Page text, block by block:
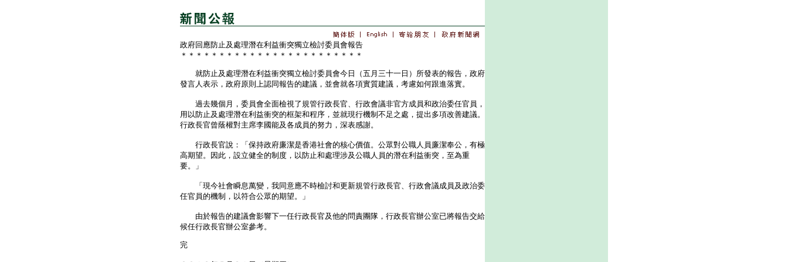
政府回應防止及處理潛在利益衝突獨立檢討委員會報告
＊＊＊＊＊＊＊＊＊＊＊＊＊＊＊＊＊＊＊＊＊＊＊＊
就防止及處理潛在利益衝突獨立檢討委員會今日（五月三十一日）所發表的報告，政府
發言人表示，政府原則上認同報告的建議，並會就各項實質建議，考慮如何跟進落實。
過去幾個月，委員會全面檢視了規管行政長官、行政會議非官方成員和政治委任官員，
用以防止及處理潛在利益衝突的框架和程序，並就現行機制不足之處，提出多項改善建議。
行政長官曾蔭權對主席李國能及各成員的努力，深表感謝。
行政長官說：「保持政府廉潔是香港社會的核心價值。公眾對公職人員廉潔奉公，有極
高期望。因此，設立健全的制度，以防止和處理涉及公職人員的潛在利益衝突，至為重
要。」
「現今社會瞬息萬變，我同意應不時檢討和更新規管行政長官、行政會議成員及政治委
任官員的機制，以符合公眾的期望。」
由於報告的建議會影響下一任行政長官及他的問責團隊，行政長官辦公室已將報告交給
候任行政長官辦公室參考。
完